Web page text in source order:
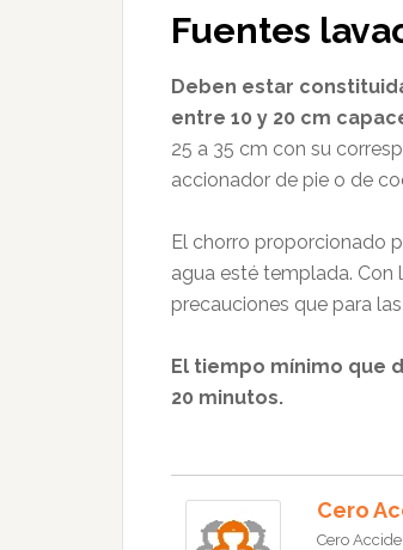
Fuentes
Deben estar
entre 10 y 20 cm
25 a 35 cm con su
accionador de pie o de
El chorro proporcionado
agua esté templada. Con
precauciones que para
El tiempo mínimo que
20 minutos.
Cero
Cero